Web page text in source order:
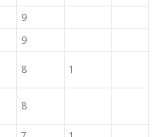
9
9
8 1
8